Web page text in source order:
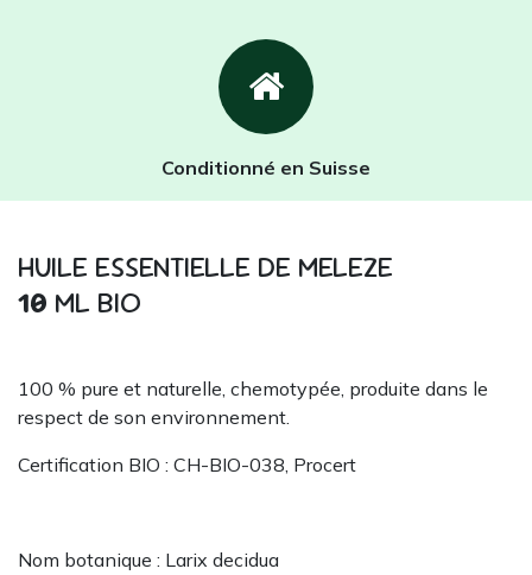
Conditionné en Suisse
HUILE ESSENTIELLE DE MELEZE
10 ML BIO
100 % pure et naturelle, chemotypée, produite dans le
respect de son environnement.
Certification BIO : CH-BIO-038, Procert
Nom botanique : Larix decidua